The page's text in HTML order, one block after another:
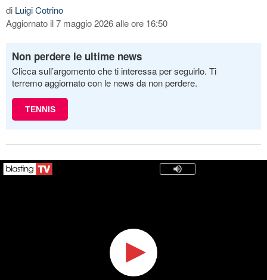
di Luigi Cotrino
Aggiornato il 7 maggio 2026 alle ore 16:50
Non perdere le ultime news
Clicca sull’argomento che ti interessa per seguirlo. Ti
terremo aggiornato con le news da non perdere.
TENNIS